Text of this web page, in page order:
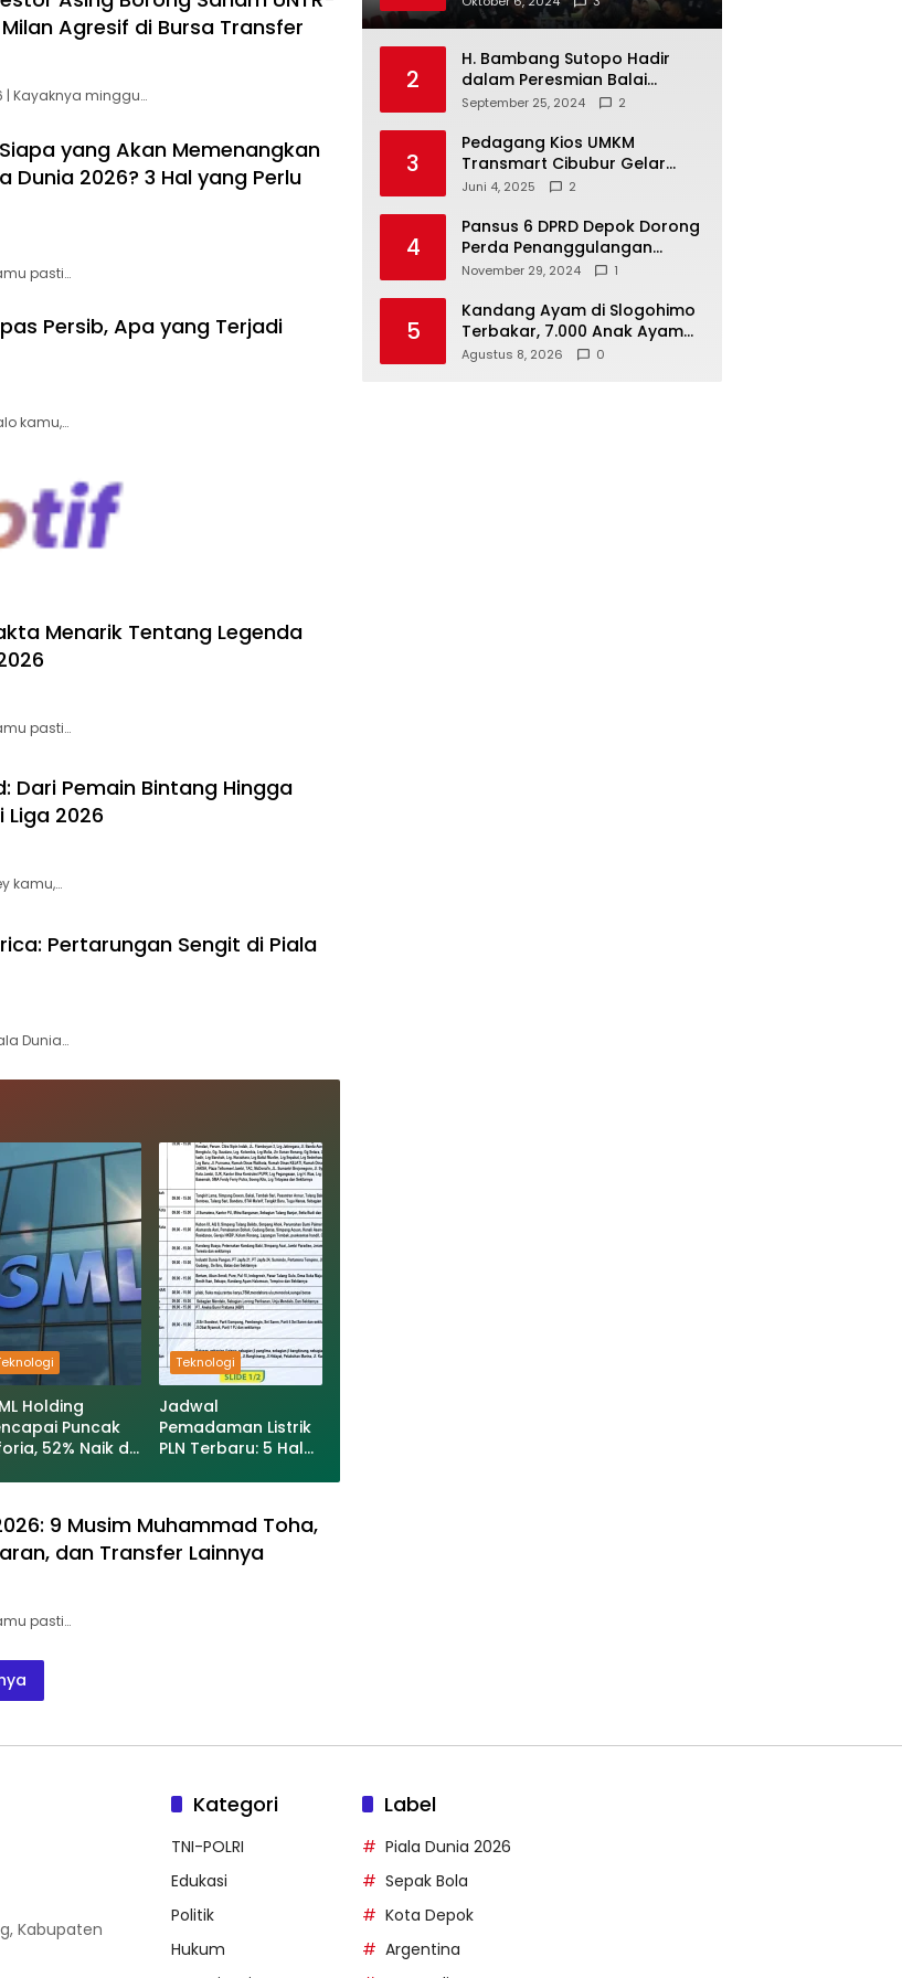
Agresif di Bursa Transfer
| Kayaknya minggu…
yang Akan Memenangkan
Dunia 2026? 3 Hal yang Perlu
pasti…
Persib, Apa yang Terjadi
kamu,…
Menarik Tentang Legenda
pasti…
Dari Pemain Bintang Hingga
Liga 2026
kamu,…
Pertarungan Sengit di Piala
Dunia…
Holding
Puncak
52% Naik di
Teknologi
Jadwal
Pemadaman Listrik
PLN Terbaru: 5 Hal
Ketahui Sekarang
9 Musim Muhammad Toha,
dan Transfer Lainnya
pasti…
ke Masyarakat Dan Jalani
RAKERCABSUS
2
H. Bambang Sutopo Hadir
dalam Peresmian Balai
Warga di Sukamaju : Wadah
Aspirasi Masyarakat
September 25, 2024 2
3
Pedagang Kios UMKM
Transmart Cibubur Gelar
Family Gathering di Cisarua,
Kekompakan
Juni 4, 2025 2
4
Pansus 6 DPRD Depok Dorong
Perda Penanggulangan
Kebakaran untuk
November 29, 2024 1
5
Kandang Ayam di Slogohimo
Terbakar, 7.000 Anak Ayam
Selamat, Kerugian Ditaksir
Agustus 8, 2026 0
Kabupaten
Kategori
TNI-POLRI
Edukasi
Politik
Hukum
Label
Piala Dunia 2026
Sepak Bola
Kota Depok
Argentina